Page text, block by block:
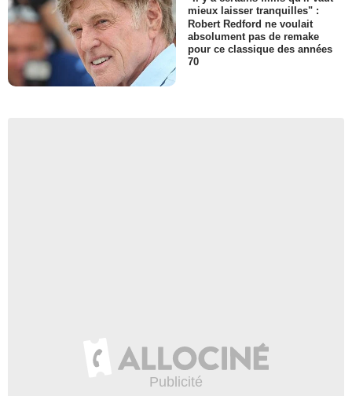
mieux laisser tranquilles" :
Robert Redford ne voulait
absolument pas de remake
pour ce classique des années
70